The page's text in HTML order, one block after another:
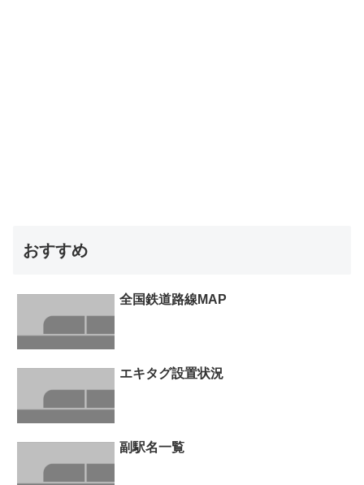
おすすめ
全国鉄道路線MAP
エキタグ設置状況
副駅名一覧